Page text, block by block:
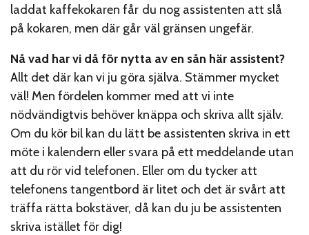
laddat kaffekokaren får du nog assistenten att slå
på kokaren, men där går väl gränsen ungefär.
Nå vad har vi då för nytta av en sån här assistent?
Allt det där kan vi ju göra själva. Stämmer mycket
väl! Men fördelen kommer med att vi inte
nödvändigtvis behöver knäppa och skriva allt själv.
Om du kör bil kan du lätt be assistenten skriva in ett
möte i kalendern eller svara på ett meddelande utan
att du rör vid telefonen. Eller om du tycker att
telefonens tangentbord är litet och det är svårt att
träffa rätta bokstäver, då kan du ju be assistenten
skriva istället för dig!